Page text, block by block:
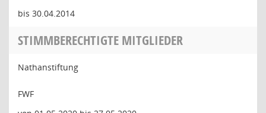
bis 30.04.2014
STIMMBERECHTIGTE MITGLIEDER
Nathanstiftung
FWF